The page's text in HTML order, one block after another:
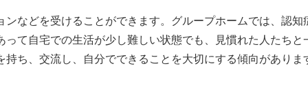
などを受けることができます。グループホームでは、認知
て自宅での生活が少し難しい状態でも、見慣れた人たちと
ち、交流し、自分でできることを大切にする傾向がありま